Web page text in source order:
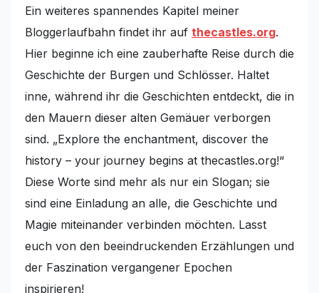
Ein weiteres spannendes Kapitel meiner
Bloggerlaufbahn findet ihr auf thecastles.org.
Hier beginne ich eine zauberhafte Reise durch die
Geschichte der Burgen und Schlösser. Haltet
inne, während ihr die Geschichten entdeckt, die in
den Mauern dieser alten Gemäuer verborgen
sind. „Explore the enchantment, discover the
history – your journey begins at thecastles.org!“
Diese Worte sind mehr als nur ein Slogan; sie
sind eine Einladung an alle, die Geschichte und
Magie miteinander verbinden möchten. Lasst
euch von den beeindruckenden Erzählungen und
der Faszination vergangener Epochen
inspirieren!